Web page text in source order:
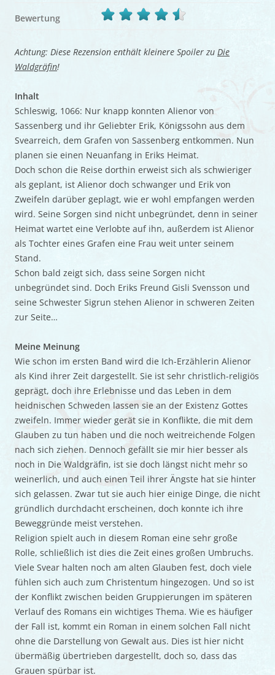
Bewertung
Achtung: Diese Rezension enthält kleinere Spoiler zu Die
Waldgräfin!
Inhalt
Schleswig, 1066: Nur knapp konnten Alienor von
Sassenberg und ihr Geliebter Erik, Königssohn aus dem
Svearreich, dem Grafen von Sassenberg entkommen. Nun
planen sie einen Neuanfang in Eriks Heimat.
Doch schon die Reise dorthin erweist sich als schwieriger
als geplant, ist Alienor doch schwanger und Erik von
Zweifeln darüber geplagt, wie er wohl empfangen werden
wird. Seine Sorgen sind nicht unbegründet, denn in seiner
Heimat wartet eine Verlobte auf ihn, außerdem ist Alienor
als Tochter eines Grafen eine Frau weit unter seinem
Stand.
Schon bald zeigt sich, dass seine Sorgen nicht
unbegründet sind. Doch Eriks Freund Gisli Svensson und
seine Schwester Sigrun stehen Alienor in schweren Zeiten
zur Seite…
Meine Meinung
Wie schon im ersten Band wird die Ich-Erzählerin Alienor
als Kind ihrer Zeit dargestellt. Sie ist sehr christlich-religiös
geprägt, doch ihre Erlebnisse und das Leben in dem
heidnischen Schweden lassen sie an der Existenz Gottes
zweifeln. Immer wieder gerät sie in Konflikte, die mit dem
Glauben zu tun haben und die noch weitreichende Folgen
nach sich ziehen. Dennoch gefällt sie mir hier besser als
noch in Die Waldgräfin, ist sie doch längst nicht mehr so
weinerlich, und auch einen Teil ihrer Ängste hat sie hinter
sich gelassen. Zwar tut sie auch hier einige Dinge, die nicht
gründlich durchdacht erscheinen, doch konnte ich ihre
Beweggründe meist verstehen.
Religion spielt auch in diesem Roman eine sehr große
Rolle, schließlich ist dies die Zeit eines großen Umbruchs.
Viele Svear halten noch am alten Glauben fest, doch viele
fühlen sich auch zum Christentum hingezogen. Und so ist
der Konflikt zwischen beiden Gruppierungen im späteren
Verlauf des Romans ein wichtiges Thema. Wie es häufiger
der Fall ist, kommt ein Roman in einem solchen Fall nicht
ohne die Darstellung von Gewalt aus. Dies ist hier nicht
übermäßig übertrieben dargestellt, doch so, dass das
Grauen spürbar ist.